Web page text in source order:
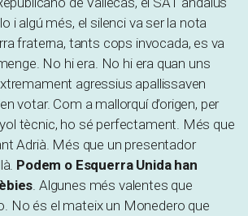
i algú més, el silenci va ser la nota
fraterna, tants cops invocada, es va
No hi era. No hi era quan uns
agressius apallissaven
votar. Com a mallorquí d’origen, per
tècnic, ho sé perfectament. Més que
Adrià. Més que un presentador
Podem o Esquerra Unida han
. Algunes més valentes que
No és el mateix un Monedero que